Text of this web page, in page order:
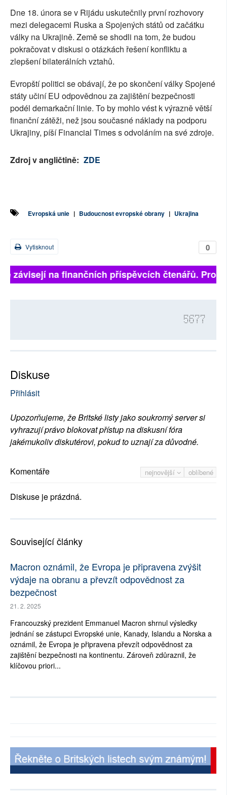
Dne 18. února se v Rijádu uskutečnily první rozhovory
mezi delegacemi Ruska a Spojených států od začátku
války na Ukrajině. Země se shodli na tom, že budou
pokračovat v diskusi o otázkách řešení konfliktu a
zlepšení bilaterálních vztahů.
Evropští politici se obávají, že po skončení války Spojené
státy učiní EU odpovědnou za zajištění bezpečnosti
podél demarkační linie. To by mohlo vést k výrazně větší
finanční zátěži, než jsou současné náklady na podporu
Ukrajiny, píší Financial Times s odvoláním na své zdroje.
Zdroj v angličtině: ZDE
Evropská unie | Budoucnost evropské obrany | Ukrajina
0
Vytisknout
závisejí na finančních příspěvcích čtenářů.
5677
Diskuse
Přihlásit
Upozorňujeme, že Britské listy jako soukromý server si
vyhrazují právo blokovat přístup na diskusní fóra
jakémukoliv diskutérovi, pokud to uznají za důvodné.
nejnovější oblíbené
Komentáře
Diskuse je prázdná.
Související články
Macron oznámil, že Evropa je připravena zvýšit
výdaje na obranu a převzít odpovědnost za
bezpečnost
21. 2. 2025
Francouzský prezident Emmanuel Macron shrnul výsledky
jednání se zástupci Evropské unie, Kanady, Islandu a Norska a
oznámil, že Evropa je připravena převzít odpovědnost za
zajištění bezpečnosti na kontinentu. Zároveň zdůraznil, že
klíčovou priori...